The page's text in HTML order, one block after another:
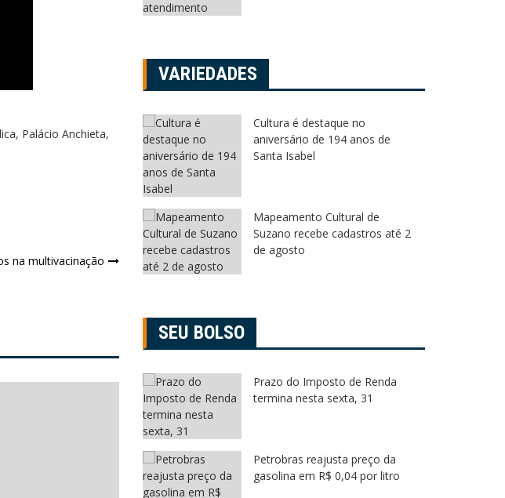
, Palácio Anchieta,
na multivacinação
Carrossel Legislativo
VARIEDADES
Cultura é destaque no
aniversário de 194 anos de
Santa Isabel
Mapeamento Cultural de
Suzano recebe cadastros até 2
de agosto
SEU BOLSO
Prazo do Imposto de Renda
termina nesta sexta, 31
Petrobras reajusta preço da
gasolina em R$ 0,04 por litro